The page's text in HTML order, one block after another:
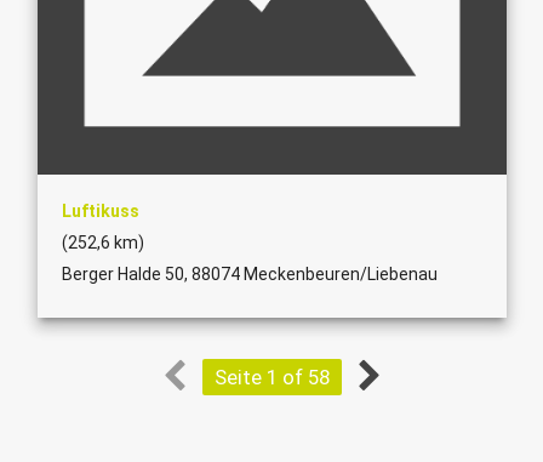
Luftikuss
(252,6 km)
Berger Halde 50, 88074 Meckenbeuren/Liebenau
Seite 1 of 58